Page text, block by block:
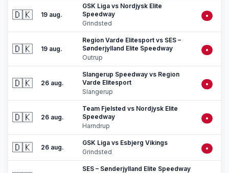
🇩🇰 19 aug.
GSK Liga vs Nordjysk Elite
Speedway
Grindsted
•
🇩🇰 19 aug.
Region Varde Elitesport vs SES –
Sønderjylland Elite Speedway
Outrup
•
🇩🇰 26 aug.
Slangerup Speedway vs Region
Varde Elitesport
Slangerup
•
🇩🇰 26 aug.
Team Fjelsted vs Nordjysk Elite
Speedway
Harndrup
•
🇩🇰 26 aug.
GSK Liga vs Esbjerg Vikings
Grindsted
•
SES – Sønderjylland Elite Speedway